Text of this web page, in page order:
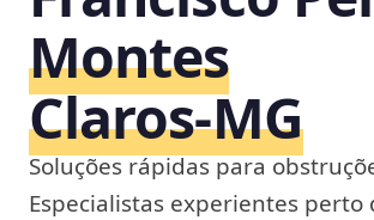
Montes
Claros‑MG
Soluções rápidas para
Especialistas experientes perto